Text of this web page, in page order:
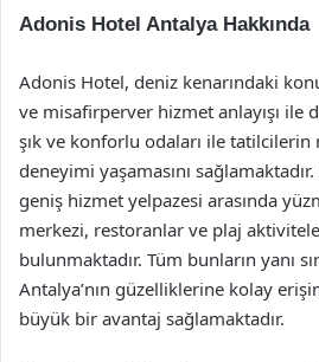
Adonis Hotel Antalya Hakkında
Adonis Hotel, deniz kenarındaki
ve misafirperver hizmet anlayışı ile
şık ve konforlu odaları ile
deneyimi yaşamasını
geniş hizmet yelpazesi arasında
merkezi, restoranlar ve plaj
bulunmaktadır. Tüm bunların yanı
Antalya’nın güzelliklerine kolay
büyük bir avantaj sağlamaktadır.